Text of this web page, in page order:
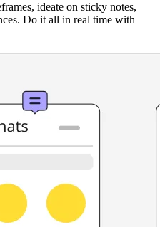
ideate on sticky notes,
Do it all in real time with